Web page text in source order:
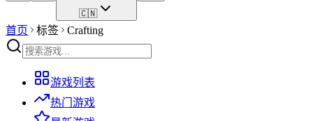
🇨🇳
首页 标签 Crafting
游戏列表
热门游戏